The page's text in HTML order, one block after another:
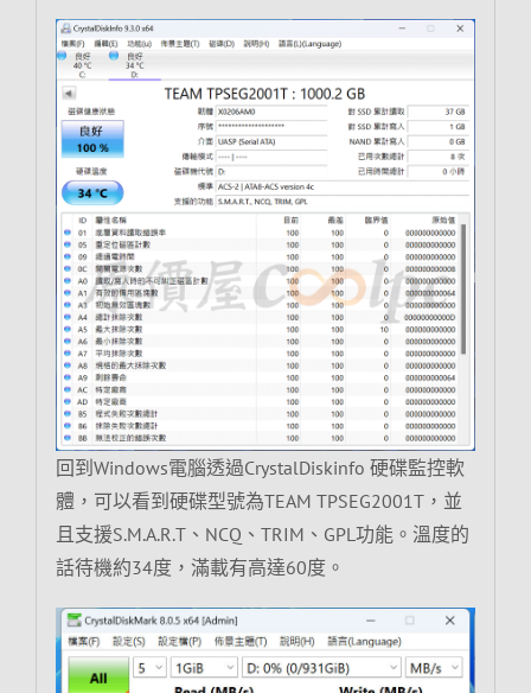
回到Windows電腦透過CrystalDiskinfo 硬碟監控軟
體，可以看到硬碟型號為TEAM TPSEG2001T，並
且支援S.M.A.R.T、NCQ、TRIM、GPL功能。溫度的
話待機約34度，滿載有高達60度。